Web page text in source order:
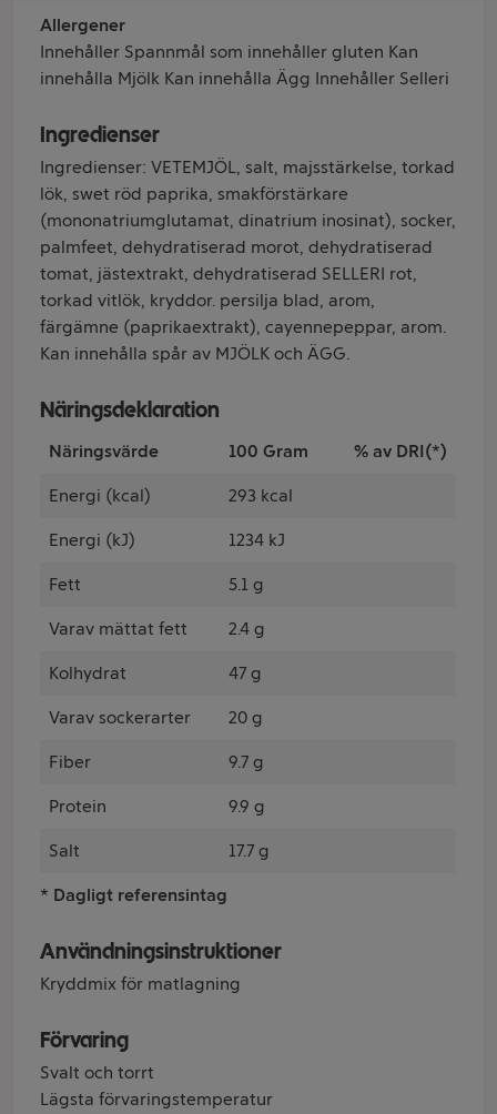
Allergener
Innehåller Spannmål som innehåller gluten Kan
innehålla Mjölk Kan innehålla Ägg Innehåller Selleri
Ingredienser
Ingredienser: VETEMJÖL, salt, majsstärkelse, torkad
lök, swet röd paprika, smakförstärkare
(mononatriumglutamat, dinatrium inosinat), socker,
palmfeet, dehydratiserad morot, dehydratiserad
tomat, jästextrakt, dehydratiserad SELLERI rot,
torkad vitlök, kryddor. persilja blad, arom,
färgämne (paprikaextrakt), cayennepeppar, arom.
Kan innehålla spår av MJÖLK och ÄGG.
Näringsdeklaration
Näringsvärde 100 Gram % av DRI(*)
Energi (kcal) 293 kcal
Energi (kJ) 1234 kJ
Fett 5.1 g
Varav mättat fett 2.4 g
Kolhydrat 47 g
Varav sockerarter 20 g
Fiber 9.7 g
Protein 9.9 g
Salt 17.7 g
* Dagligt referensintag
Användningsinstruktioner
Kryddmix för matlagning
Förvaring
Svalt och torrt
Lägsta förvaringstemperatur